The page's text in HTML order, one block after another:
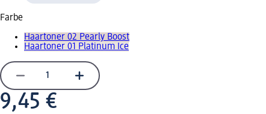
Farbe
Haartoner 02 Pearly Boost
Haartoner 01 Platinum Ice
9,45 €